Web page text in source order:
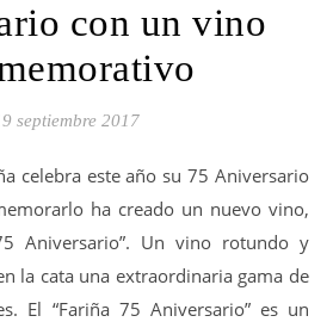
con un vino
septiembre 2017
celebra este año su 75 Aniversario
ha creado un nuevo vino,
Aniversario”. Un vino rotundo y
la cata una extraordinaria gama de
El “Fariña 75 Aniversario” es un